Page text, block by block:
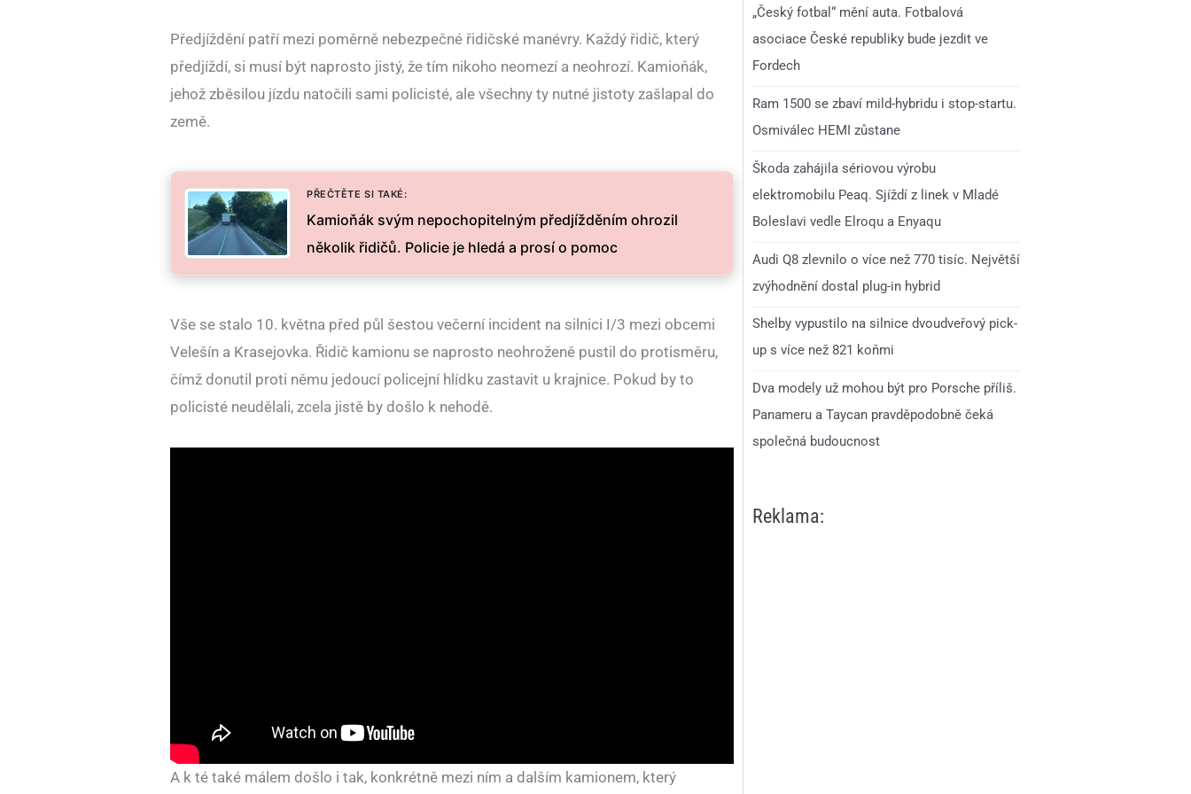
Předjíždění patří mezi poměrně nebezpečné řidičské manévry. Každý řidič, který
předjíždí, si musí být naprosto jistý, že tím nikoho neomezí a neohrozí. Kamioňák,
jehož zběsilou jízdu natočili sami policisté, ale všechny ty nutné jistoty zašlapal do
země.
PŘEČTĚTE SI TAKÉ:
Kamioňák svým nepochopitelným předjížděním ohrozil
několik řidičů. Policie je hledá a prosí o pomoc
Vše se stalo 10. května před půl šestou večerní incident na silnici I/3 mezi obcemi
Velešín a Krasejovka. Řidič kamionu se naprosto neohroženě pustil do protisměru,
čímž donutil proti němu jedoucí policejní hlídku zastavit u krajnice. Pokud by to
policisté neudělali, zcela jistě by došlo k nehodě.
A k té také málem došlo i tak, konkrétně mezi ním a dalším kamionem, který
„Český fotbal“ mění auta. Fotbalová
asociace České republiky bude jezdit ve
Fordech
Ram 1500 se zbaví mild-hybridu i stop-startu.
Osmiválec HEMI zůstane
Škoda zahájila sériovou výrobu
elektromobilu Peaq. Sjíždí z linek v Mladé
Boleslavi vedle Elroqu a Enyaqu
Audi Q8 zlevnilo o více než 770 tisíc. Největší
zvýhodnění dostal plug-in hybrid
Shelby vypustilo na silnice dvoudveřový pick-
up s více než 821 koňmi
Dva modely už mohou být pro Porsche příliš.
Panameru a Taycan pravděpodobně čeká
společná budoucnost
Reklama: